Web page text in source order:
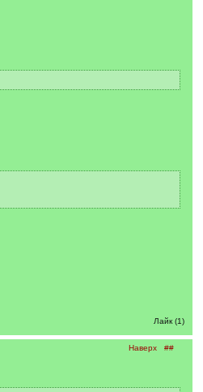
Лайк (1)
Наверх ##